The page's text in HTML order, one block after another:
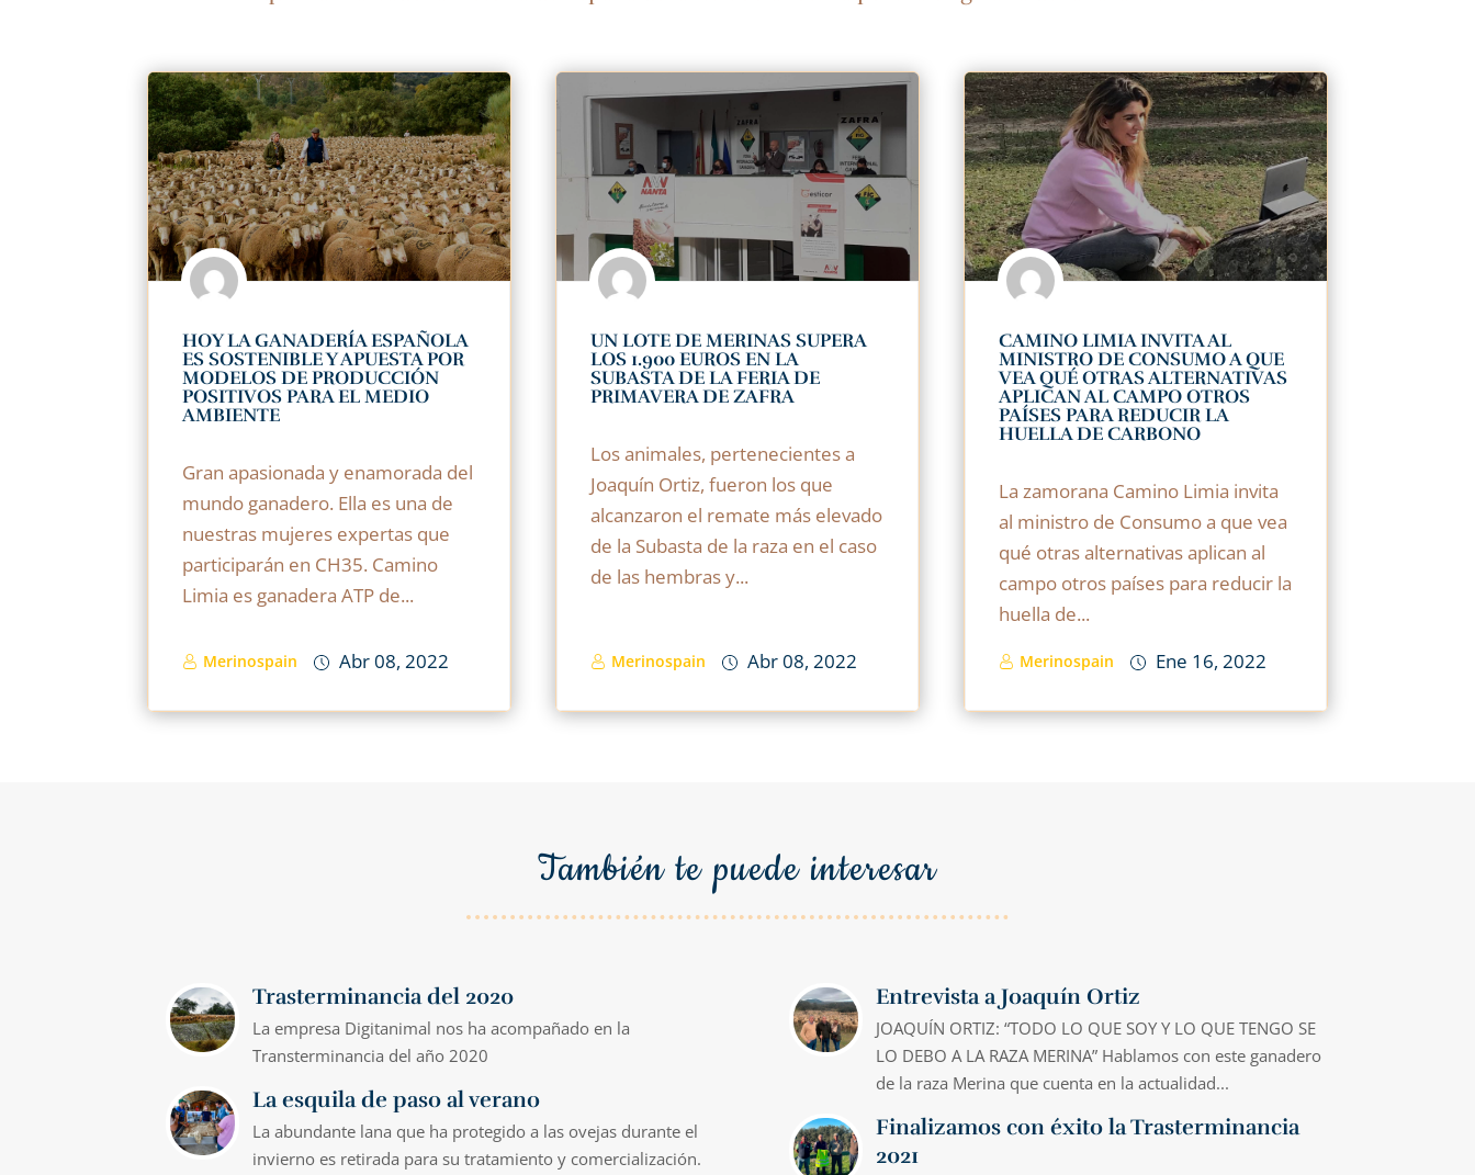
HOY LA GANADERÍA ESPAÑOLA
ES SOSTENIBLE Y APUESTA POR
MODELOS DE PRODUCCIÓN
POSITIVOS PARA EL MEDIO
AMBIENTE
Gran apasionada y enamorada del
mundo ganadero. Ella es una de
nuestras mujeres expertas que
participarán en CH35. Camino
Limia es ganadera ATP de...
Merinospain Abr 08, 2022
UN LOTE DE MERINAS SUPERA
LOS 1.900 EUROS EN LA
SUBASTA DE LA FERIA DE
PRIMAVERA DE ZAFRA
Los animales, pertenecientes a
Joaquín Ortiz, fueron los que
alcanzaron el remate más elevado
de la Subasta de la raza en el caso
de las hembras y...
Merinospain Abr 08, 2022
CAMINO LIMIA INVITA AL
MINISTRO DE CONSUMO A QUE
VEA QUÉ OTRAS ALTERNATIVAS
APLICAN AL CAMPO OTROS
PAÍSES PARA REDUCIR LA
HUELLA DE CARBONO
La zamorana Camino Limia invita
al ministro de Consumo a que vea
qué otras alternativas aplican al
campo otros países para reducir la
huella de...
Merinospain Ene 16, 2022
También te puede interesar
Trasterminancia del 2020
La empresa Digitanimal nos ha acompañado en la
Transterminancia del año 2020
La esquila de paso al verano
La abundante lana que ha protegido a las ovejas durante el
invierno es retirada para su tratamiento y comercialización.
Entrevista a Joaquín Ortiz
JOAQUÍN ORTIZ: “TODO LO QUE SOY Y LO QUE TENGO SE
LO DEBO A LA RAZA MERINA” Hablamos con este ganadero
de la raza Merina que cuenta en la actualidad...
Finalizamos con éxito la Trasterminancia
2021